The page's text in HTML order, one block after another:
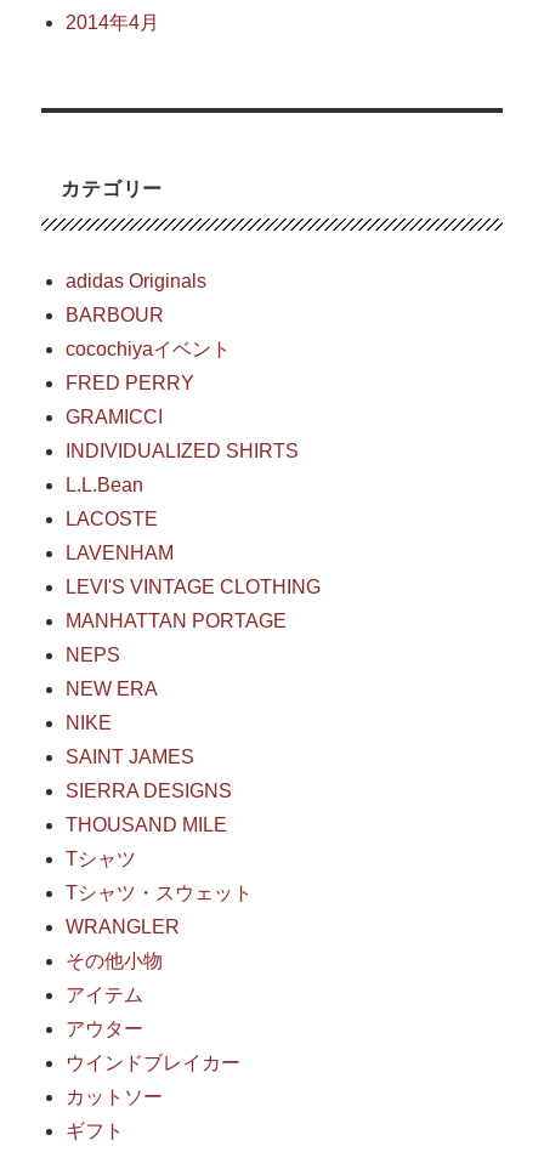
2014年4月
カテゴリー
adidas Originals
BARBOUR
cocochiyaイベント
FRED PERRY
GRAMICCI
INDIVIDUALIZED SHIRTS
L.L.Bean
LACOSTE
LAVENHAM
LEVI'S VINTAGE CLOTHING
MANHATTAN PORTAGE
NEPS
NEW ERA
NIKE
SAINT JAMES
SIERRA DESIGNS
THOUSAND MILE
Tシャツ
Tシャツ・スウェット
WRANGLER
その他小物
アイテム
アウター
ウインドブレイカー
カットソー
ギフト